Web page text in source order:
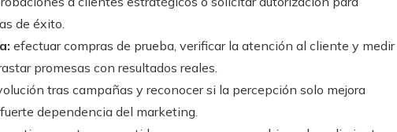
de éxito.
efectuar compras de prueba, verificar la atención al cliente y medir
promesas con resultados reales.
tras campañas y reconocer si la percepción solo mejora
dependencia del marketing.